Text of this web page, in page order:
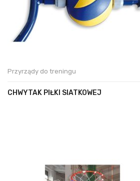
Przyrządy do treningu
CHWYTAK PIŁKI SIATKOWEJ